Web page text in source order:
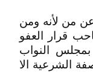
من لأنه ومن
قرار العفو
النواب
الشرعية الا